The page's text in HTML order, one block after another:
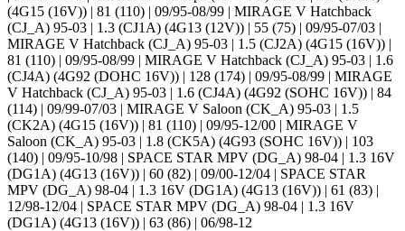
(4G15 (16V)) | 81 (110) | 09/95-08/99 | MIRAGE V Hatchback
(CJ_A) 95-03 | 1.3 (CJ1A) (4G13 (12V)) | 55 (75) | 09/95-07/03 |
MIRAGE V Hatchback (CJ_A) 95-03 | 1.5 (CJ2A) (4G15 (16V)) |
81 (110) | 09/95-08/99 | MIRAGE V Hatchback (CJ_A) 95-03 | 1.6
(CJ4A) (4G92 (DOHC 16V)) | 128 (174) | 09/95-08/99 | MIRAGE
V Hatchback (CJ_A) 95-03 | 1.6 (CJ4A) (4G92 (SOHC 16V)) | 84
(114) | 09/99-07/03 | MIRAGE V Saloon (CK_A) 95-03 | 1.5
(CK2A) (4G15 (16V)) | 81 (110) | 09/95-12/00 | MIRAGE V
Saloon (CK_A) 95-03 | 1.8 (CK5A) (4G93 (SOHC 16V)) | 103
(140) | 09/95-10/98 | SPACE STAR MPV (DG_A) 98-04 | 1.3 16V
(DG1A) (4G13 (16V)) | 60 (82) | 09/00-12/04 | SPACE STAR
MPV (DG_A) 98-04 | 1.3 16V (DG1A) (4G13 (16V)) | 61 (83) |
12/98-12/04 | SPACE STAR MPV (DG_A) 98-04 | 1.3 16V
(DG1A) (4G13 (16V)) | 63 (86) | 06/98-12